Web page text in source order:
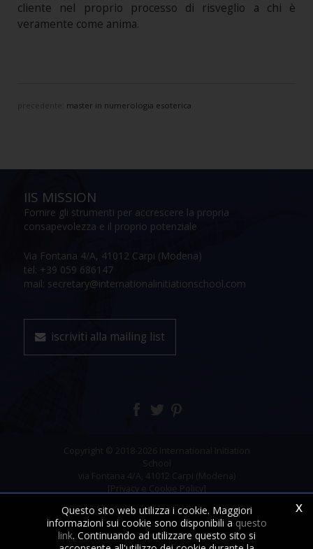
cliente nel proprio processo di risveglio a chi è
veramente come anima.
precedente: master in numerologia esoterica
IIS MISSION
Fornire gli strumenti per accrescere la propria
consapevolezza e il proprio potenziale
Via Fontana 4/A, 41012 Carpi (Modena)
tel: +39 059 686147
mail: secretary@internationalinitiationschool.com
iscriviti alla mailing list
Copyright © 2018-2026 International Initiation
School
via Fontana 4/A, 41012 Carpi (Modena)
[Privacy e Cookie Policy]
x
Questo sito web utilizza i cookie. Maggiori
informazioni sui cookie sono disponibili a questo
link. Continuando ad utilizzare questo sito si